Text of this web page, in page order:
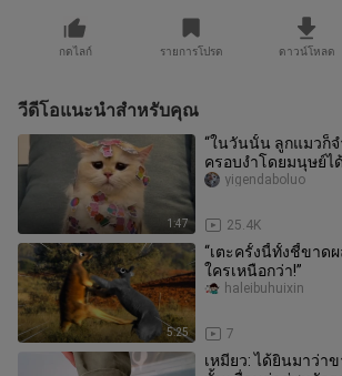
กดไลก์ รายการโปรด ดาวน์โหลด
วีดีโอแนะนำสำหรับคุณ
1:47
“ในวันนั้น ลูกแมวก็
ครอบงำโดยมนุษย์ไ
25.4K
yigendaboluo
5:25
“เตะครั้งนี้ทั้งชี้ขาด
ใครเหนือกว่า!”
7
haleibuhuixin
เหมียว: ได้ยินมาว่า